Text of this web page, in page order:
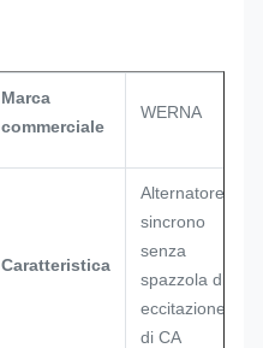
Marca
commerciale
WERNA
Caratteristica
Alternatore
sincrono
senza
spazzola di
eccitazione
di CA